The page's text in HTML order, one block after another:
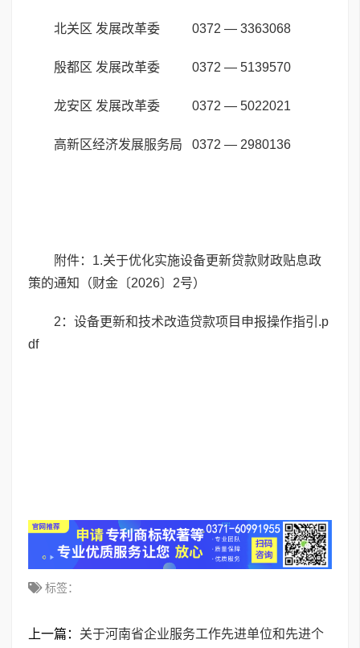
北关区 发展改革委 0372 — 3363068
殷都区 发展改革委 0372 — 5139570
龙安区 发展改革委 0372 — 5022021
高新区经济发展服务局 0372 — 2980136
附件： 1.关于优化实施设备更新贷款财政贴息政
策的通知（财金〔2026〕2号）
2：设备更新和技术改造贷款项目申报操作指引.p
df
标签：
上一篇： 关于河南省企业服务工作先进单位和先进个